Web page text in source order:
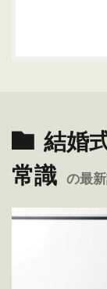
結婚
常識 の最